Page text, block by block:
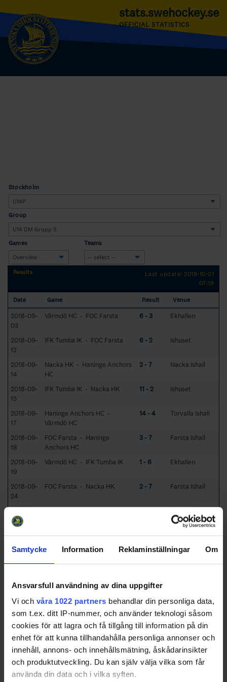
Samtycke Information Reklaminställningar Om
Ansvarsfull användning av dina uppgifter
Vi och våra 1022 partners behandlar din personliga data,
som t.ex. ditt IP-nummer, och använder teknologi såsom
cookies för att lagra och få tillgång till information på din
enhet för att kunna tillhandahålla personliga annonser och
innehåll, annons- och innehållsmätning, åskådarinsikter
och produktutveckling. Du kan själv välja vilka som får
använda din data och i vilka syften.
stats.swehockey.se
OFFICIAL STATISTICS
Stockholm
Group
Games Teams
Results
Last update: 2018-10-01
07:19
Date Game Result Venue
2018-09-
03
Värmdö HC - FOC Farsta 6 - 3 Ekhallen
2018-09-
12
IFK Tumba IK - FOC Farsta 6 - 2 Ishuset
2018-09-
14
Nacka HK - Haninge Anchors
HC
2 - 7 Nacka Ishall
2018-09-
15
IFK Tumba IK - Nacka HK 11 - 2 Ishuset
2018-09-
17
Haninge Anchors HC -
Värmdö HC
14 - 4 Torvalla Ishall
2018-09-
18
FOC Farsta - Haninge
Anchors HC
3 - 7 Farsta Ishall
2018-09-
19
Värmdö HC - IFK Tumba IK 1 - 6 Ekhallen
2018-09-
24
FOC Farsta - Nacka HK 2 - 7 Farsta Ishall
26
2018-09-
Haninge Anchors HC - IFK
4 - 0 Torvalla Ishall
RK Team GP W T L GD
TP
1
Haninge Anchors
HC
4 4 0 0 23 12
2 IFK Tumba IK 4 3 0 1 14
9
3
Värmdö HC 4 2 0 2 -7
6
Nacka HK 4